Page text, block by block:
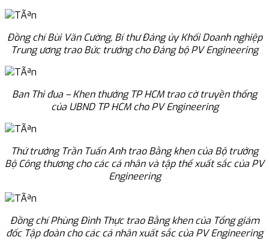
Đồng chí Bùi Văn Cường, Bí thư Đảng ủy Khối Doanh nghiệp
Trung ương trao Bức trướng cho Đảng bộ PV Engineering
Ban Thi đua – Khen thưởng TP HCM trao cờ truyền thống
của UBND TP HCM cho PV Engineering
Thứ trưởng Trần Tuấn Anh trao Bằng khen của Bộ trưởng
Bộ Công thương cho các cá nhân và tập thể xuất sắc của PV
Engineering
Đồng chí Phùng Đình Thực trao Bằng khen của Tổng giám
đốc Tập đoàn cho các cá nhân xuất sắc của PV Engineering